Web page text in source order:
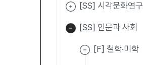
[SS] 시각문화연구
[SS] 인문과 사회
[F] 철학·미학